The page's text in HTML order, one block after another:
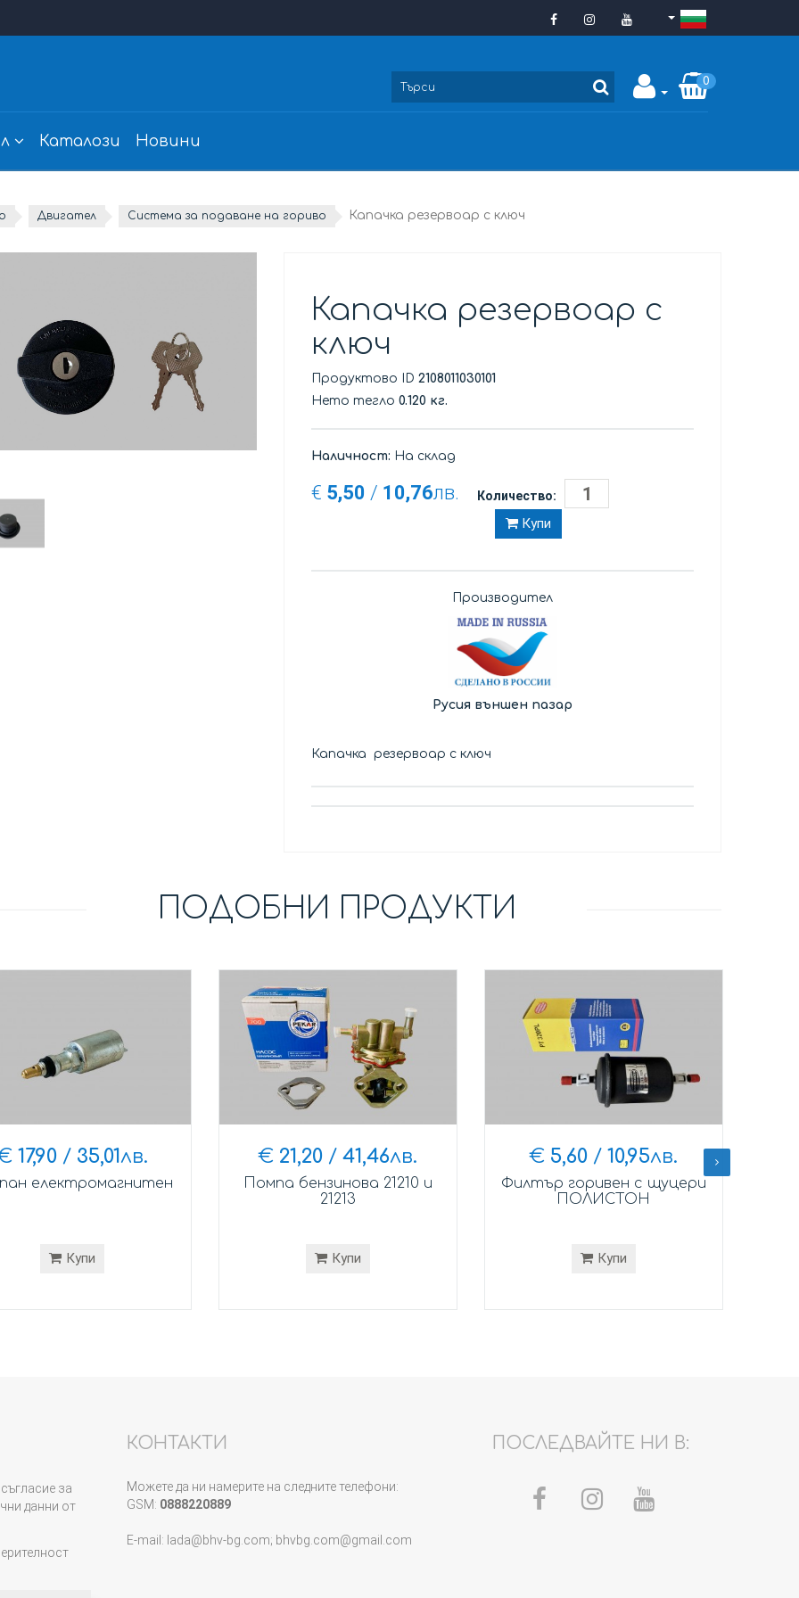
0
Каталози Новини
Двигател Система за подаване на гориво Капачка резервоар с ключ
Капачка резервоар с
ключ
Продуктово ID2108011030101
Нето тегло0.120 кг.
Наличност: На склад
€ 5,50 / 10,76лв. Количество:
Купи
Производител
Русия външен пазар
Капачка резервоар с ключ
ПОДОБНИ ПРОДУКТИ
17,90/ 35,01 лв.
електромагнитен
Купи
€ 21,20 / 41,46лв.
Помпа бензинова 21210 и
21213
Купи
€ 5,60 / 10,95лв.
Филтър горивен с щуцери
ПОЛИСТОН
Купи
за
данни от
КОНТАКТИ
Можете да ни намерите на следните телефони:
GSM: 0888220889
E-mail: lada@bhv-bg.com; bhvbg.com@gmail.com
ПОСЛЕДВАЙТЕ НИ В: